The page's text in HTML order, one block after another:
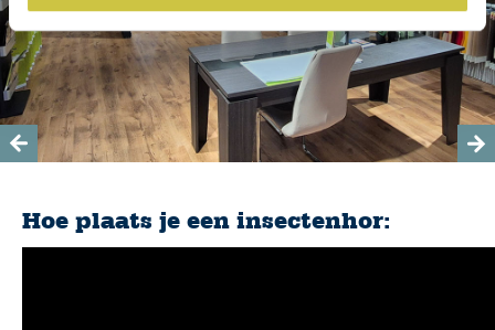
Hoe plaats je een insectenhor: